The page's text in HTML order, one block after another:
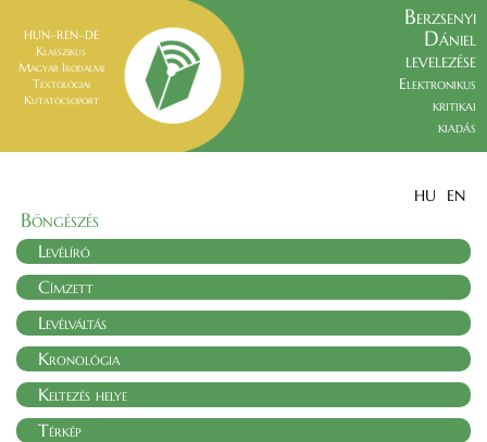
HUN–REN–DE
Klasszikus
Magyar Irodalmi
Textológiai
Kutatócsoport
Berzsenyi
Dániel
levelezése
Elektronikus
kritikai
kiadás
HU EN
Böngészés
Levélíró
Címzett
Levélváltás
Kronológia
Keltezés helye
Térkép